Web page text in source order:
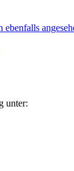
ebenfalls
unter: